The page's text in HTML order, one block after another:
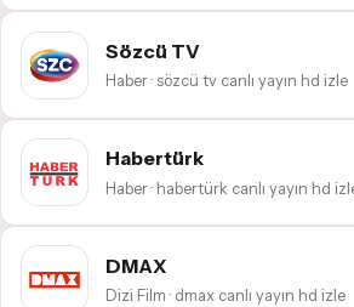
Sözcü TV
Haber · sözcü tv canlı yayın hd izle
Habertürk
Haber · habertürk canlı yayın hd
DMAX
Dizi Film · dmax canlı yayın hd izle